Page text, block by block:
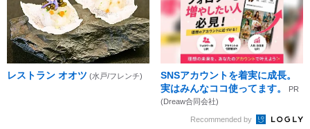
レストラン オオツ (水戸/フレンチ)
SNSアカウントを着実に成長。
実はみんなココ使ってます。
PR
(Dreaw合同会社)
Recommended by